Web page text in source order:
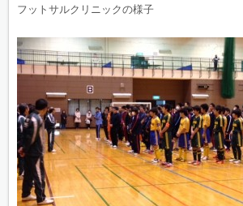
フットサルクリニックの様子